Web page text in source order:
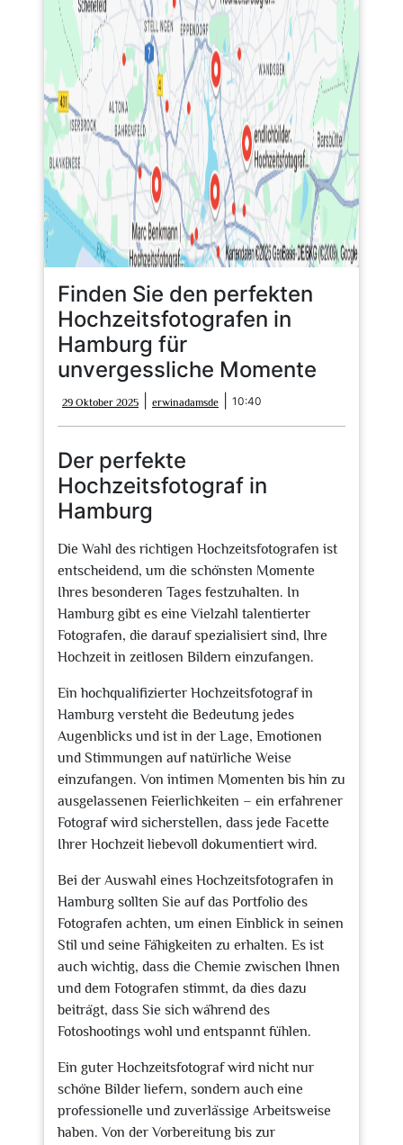
Finden Sie den perfekten
Hochzeitsfotografen in
Hamburg für
unvergessliche Momente
29 Oktober 2025
Oktober
2025
erwinadamsde erwinadamsde
10:40
Der perfekte
Hochzeitsfotograf in
Hamburg
Die Wahl des richtigen Hochzeitsfotografen ist
entscheidend, um die schönsten Momente
Ihres besonderen Tages festzuhalten. In
Hamburg gibt es eine Vielzahl talentierter
Fotografen, die darauf spezialisiert sind, Ihre
Hochzeit in zeitlosen Bildern einzufangen.
Ein hochqualifizierter Hochzeitsfotograf in
Hamburg versteht die Bedeutung jedes
Augenblicks und ist in der Lage, Emotionen
und Stimmungen auf natürliche Weise
einzufangen. Von intimen Momenten bis hin zu
ausgelassenen Feierlichkeiten – ein erfahrener
Fotograf wird sicherstellen, dass jede Facette
Ihrer Hochzeit liebevoll dokumentiert wird.
Bei der Auswahl eines Hochzeitsfotografen in
Hamburg sollten Sie auf das Portfolio des
Fotografen achten, um einen Einblick in seinen
Stil und seine Fähigkeiten zu erhalten. Es ist
auch wichtig, dass die Chemie zwischen Ihnen
und dem Fotografen stimmt, da dies dazu
beiträgt, dass Sie sich während des
Fotoshootings wohl und entspannt fühlen.
Ein guter Hochzeitsfotograf wird nicht nur
schöne Bilder liefern, sondern auch eine
professionelle und zuverlässige Arbeitsweise
haben. Von der Vorbereitung bis zur